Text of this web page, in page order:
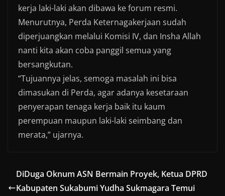
kerja laki-laki akan dibawa ke forum resmi.
Menurutnya, Perda Keternagakerjaan sudah
diperjuangkan melalui Komisi IV, dan Insha Allah
nanti kita akan coba panggil semua yang
bersangkutan.
“Tujuannya jelas, semoga masalah ini bisa
dimasukan di Perda, agar adanya kesetaraan
penyerapan tenaga kerja baik itu kaum
perempuan maupun laki-laki seimbang dan
merata,” ujarnya.
DiDuga Oknum ASN Bermain Proyek, Ketua DPRD
Kabupaten Sukabumi Yudha Sukmagara Temui